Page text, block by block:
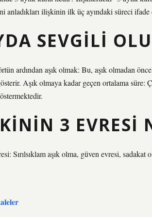
anladıkları ilişkinin ilk üç ayındaki süreci ifade
SEVGILI
ardından aşık olmak: Bu, aşık olmadan
Aşık olmaya kadar geçen ortalama süre:
3 EVRESI
Sırılsıklam aşık olma, güven evresi, sadakat